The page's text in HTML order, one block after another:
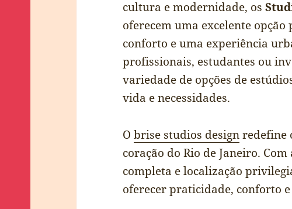
cultura e modernidade, os
oferecem uma excelente
conforto e uma experiência
profissionais, estudantes ou
variedade de opções de
vida e necessidades.
Obrise studios designredefine
coração do Rio de Janeiro.
completa e localização
oferecer praticidade, conforto